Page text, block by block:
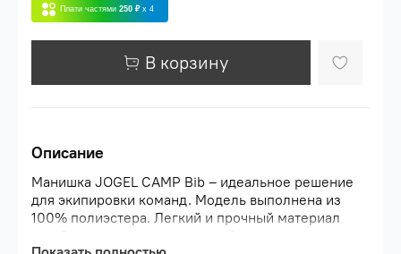
Плати частями 250 ₽ x 4
В корзину
Описание
Манишка JOGEL CAMP Bib – идеальное решение
для экипировки команд. Модель выполнена из
100% полиэстера. Легкий и прочный материал